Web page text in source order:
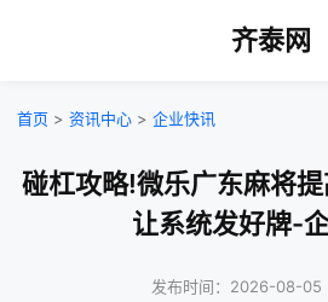
齐泰网
首页 > 资讯中心 > 企业快讯
碰杠攻略!微乐广东麻将
让系统发好牌-
发布时间：2026-08-05